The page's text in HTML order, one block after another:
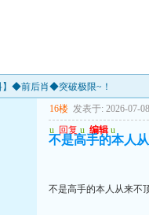
】◆前后肖◆突破极限~！
16楼 发表于: 2026-07-
u 回复 u 编辑 u
不是高手的本人
不是高手的本人从来不